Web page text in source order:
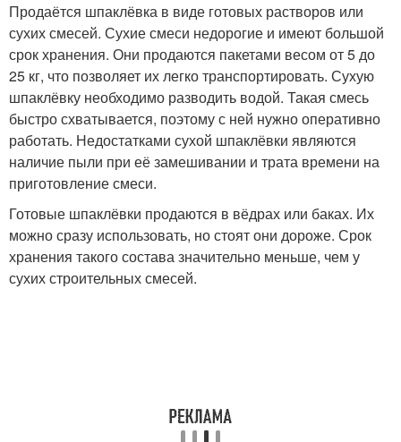
Продаётся шпаклёвка в виде готовых растворов или
сухих смесей. Сухие смеси недорогие и имеют большой
срок хранения. Они продаются пакетами весом от 5 до
25 кг, что позволяет их легко транспортировать. Сухую
шпаклёвку необходимо разводить водой. Такая смесь
быстро схватывается, поэтому с ней нужно оперативно
работать. Недостатками сухой шпаклёвки являются
наличие пыли при её замешивании и трата времени на
приготовление смеси.
Готовые шпаклёвки продаются в вёдрах или баках. Их
можно сразу использовать, но стоят они дороже. Срок
хранения такого состава значительно меньше, чем у
сухих строительных смесей.